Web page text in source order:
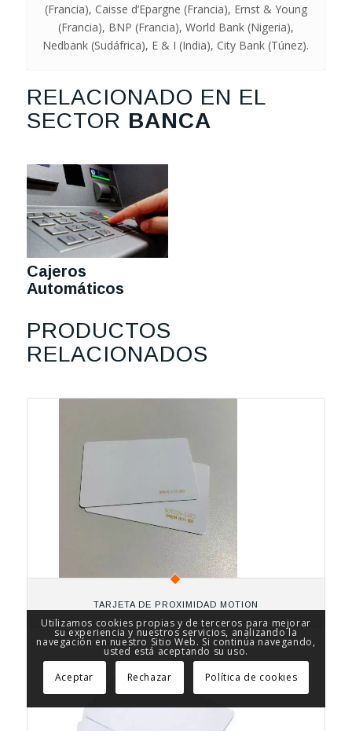
(Francia), Caisse d’Epargne (Francia), Ernst & Young
(Francia), BNP (Francia), World Bank (Nigeria),
Nedbank (Sudáfrica), E & I (India), City Bank (Túnez).
RELACIONADO EN EL
SECTOR BANCA
Cajeros
Automáticos
PRODUCTOS
RELACIONADOS
TARJETA DE PROXIMIDAD MOTION
Utilizamos cookies propias y de terceros para mejorar
su experiencia y nuestros servicios, analizando la
navegación en nuestro Sitio Web. Si continúa navegando,
usted está aceptando su uso.
Aceptar
Rechazar Política de cookies